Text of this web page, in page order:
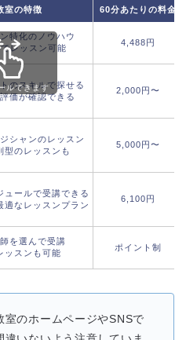
室の特徴 60分あたりの料金
特化のノウハウ
レッスン可能
4,488円
のスキルで探せる
価が確認できる
2,000円〜
シャンのレッスン
型のレッスンも
5,000円〜
ュールで受講できる
適なレッスンプラン
6,100円
を選んで受講
ッスンも可能
ポイント制
ルできます
のホームページやSNSで